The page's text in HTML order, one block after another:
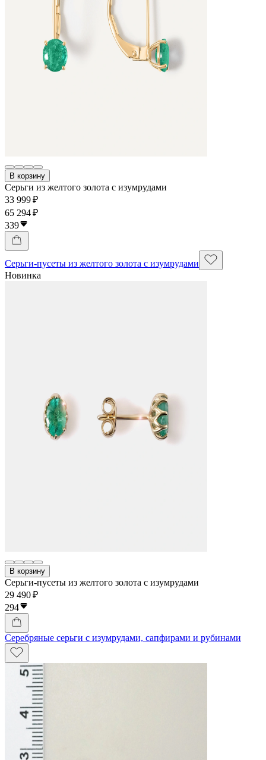
В корзину
Серьги из желтого золота с изумрудами
33 999 ₽
65 294 ₽
339
Серьги-пусеты из желтого золота с изумрудами
Новинка
В корзину
Серьги-пусеты из желтого золота с изумрудами
29 490 ₽
294
Серебряные серьги с изумрудами, сапфирами и рубинами